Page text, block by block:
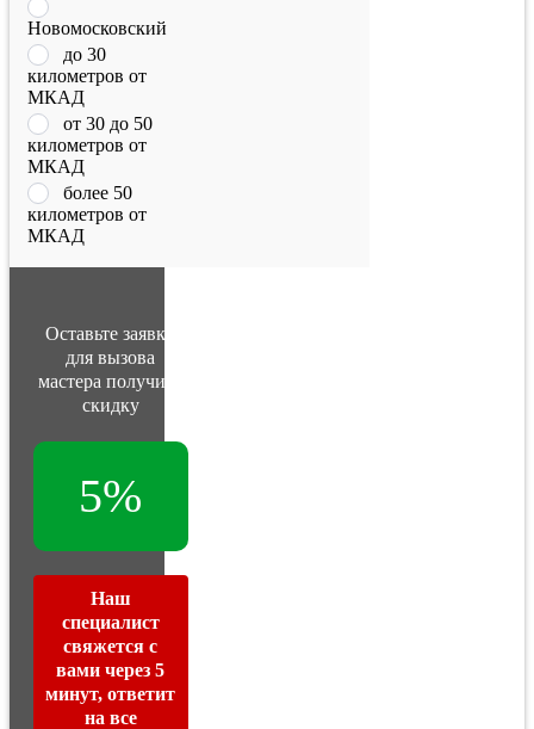
Новомосковский
до 30
километров от
МКАД
от 30 до 50
километров от
МКАД
более 50
километров от
МКАД
Оставьте заявку
для вызова
мастера получите
скидку
5%
Наш
специалист
свяжется с
вами через 5
минут, ответит
на все